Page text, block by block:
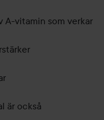
A-vitamin som verkar
är också